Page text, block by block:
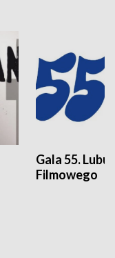
Gala 55.
Filmowego